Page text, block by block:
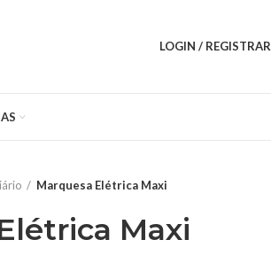
LOGIN / REGISTRAR
Marquesa Elétrica Maxi
Maxi